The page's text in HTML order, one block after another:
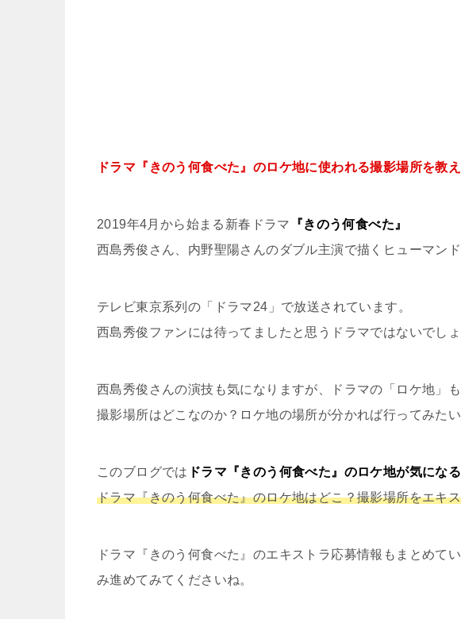
ドラマ『きのう何食べた』のロケ地に使われる撮影場所を教
2019年4月から始まる新春ドラマ
『きのう何食べた』
西島秀俊さん、内野聖陽さんのダブル主演で描くヒューマンド
テレビ東京系列の「ドラマ24」で放送されています。
西島秀俊ファンには待ってましたと思うドラマではないでしょ
西島秀俊さんの演技も気になりますが、ドラマの「ロケ地」
撮影場所はどこなのか？ロケ地の場所が分かれば行ってみた
このブログでは ドラマ『きのう何食べた』のロケ地が気にな
ドラマ『きのう何食べた』のロケ地はどこ？撮影場所をエキ
ドラマ『きのう何食べた』のエキストラ応募情報もまとめて
み進めてみてくださいね。